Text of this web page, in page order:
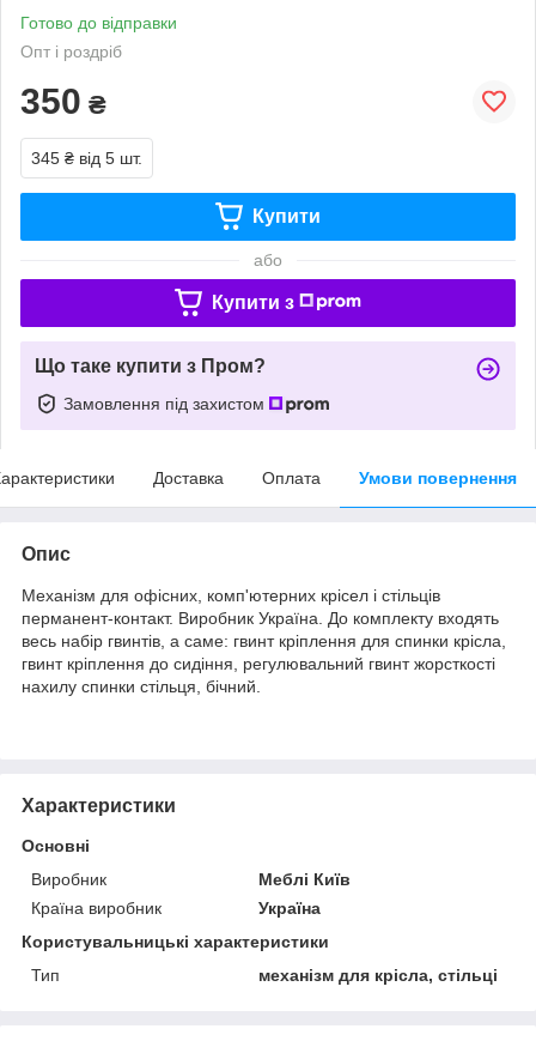
Готово до відправки
Опт і роздріб
350 ₴
345 ₴ від 5 шт.
Купити
або
Купити з
Що таке купити з Пром?
Замовлення під захистом
Доставка Оплата Умови повернення
Опис
Механізм для офісних, комп'ютерних крісел і стільців
перманент-контакт. Виробник Україна. До комплекту входять
весь набір гвинтів, а саме: гвинт кріплення для спинки крісла,
гвинт кріплення до сидіння, регулювальний гвинт жорсткості
нахилу спинки стільця, бічний.
Характеристики
Основні
Виробник
Меблі Київ
Країна виробник
Україна
Користувальницькі характеристики
Тип
механізм для крісла, стільці